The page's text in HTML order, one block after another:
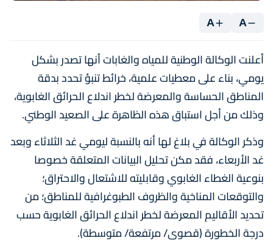
A
A
أعلنت الوكالة الوطنية للمياه والغابات أنها تصدر بشكل
يومي، بناء على معطيات علمية، خرائط تنبؤ تحدد بدقة
المناطق الحساسة والمعرضة لخطر اندلاع الحرائق الغابوية،
وذلك من أجل استباق هذه الظاهرة على الصعيد الوطني.
وذكر الوكالة في بلاغ لها أنه بالنسبة ليومي غد الثلاثاء وبعد
غد الأربعاء، فقد مكن تحليل البيانات المتعلقة خصوصا
بنوعية الغطاء الغابوي وقابليته للاشتعال والاحتراق؛
والتوقعات المناخية والظروف الطبوغرافية للمناطق؛ من
تحديد الأقاليم المعرضة لخطر اندلاع الحرائق الغابوية حسب
درجة الخطورة (قصوى/ مرتفعة/ متوسطة).